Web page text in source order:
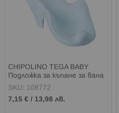
CHIPOLINO TEGA BABY
Подложка за къпане за вана
ПАТЕ СИНЬО
SKU: 108772
7,15 € / 13,98 лв.